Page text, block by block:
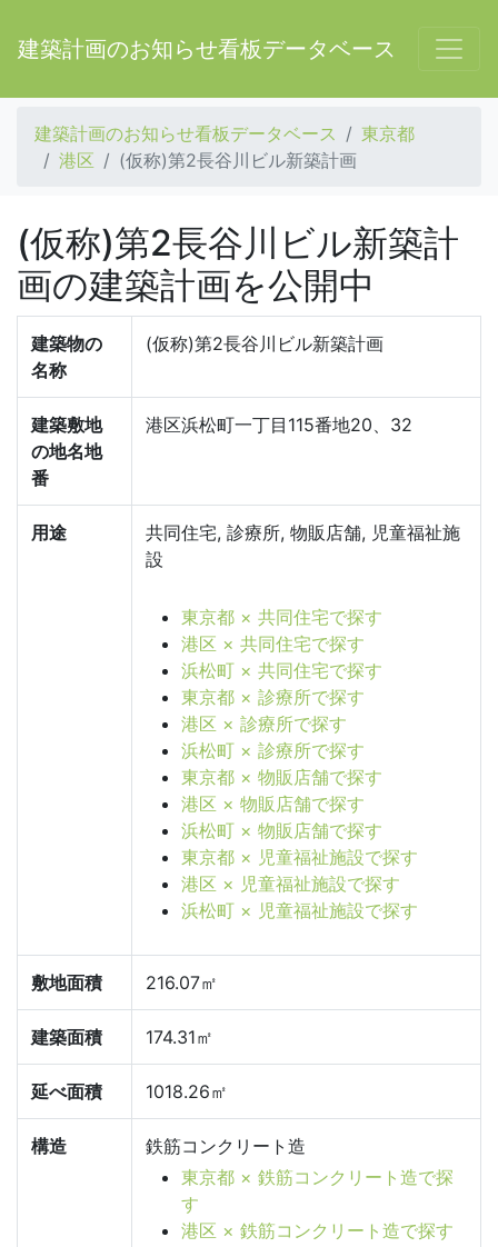
建築計画のお知らせ看板データベース
建築計画のお知らせ看板データベース
東京都
港区
(仮称)第2長谷川ビル新築計画
(仮称)第2長谷川ビル新築計
画の建築計画を公開中
建築物の
名称
(仮称)第2長谷川ビル新築計画
建築敷地
の地名地
番
港区浜松町一丁目115番地20、32
用途
共同住宅, 診療所, 物販店舗, 児童福祉施
設
東京都 × 共同住宅で探す
港区 × 共同住宅で探す
浜松町 × 共同住宅で探す
東京都 × 診療所で探す
港区 × 診療所で探す
浜松町 × 診療所で探す
東京都 × 物販店舗で探す
港区 × 物販店舗で探す
浜松町 × 物販店舗で探す
東京都 × 児童福祉施設で探す
港区 × 児童福祉施設で探す
浜松町 × 児童福祉施設で探す
敷地面積 216.07㎡
建築面積 174.31㎡
延べ面積 1018.26㎡
構造
鉄筋コンクリート造
東京都 × 鉄筋コンクリート造で探
す
港区 × 鉄筋コンクリート造で探す